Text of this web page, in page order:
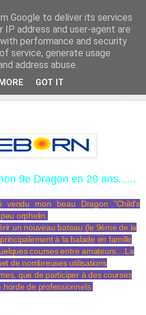
9e Dragon en 29 ans......
vendu mon beau Dragon "Child's
orphelin.
un nouveau bateau (le 9ème de la
à la balade en famille
courses entre amateurs....La
de nombreuses utilisations
que de participer à des courses
de professionnels.
Google to deliver its services
IP address and user-agent are
performance and security
service, generate usage
address abuse.
GOT IT